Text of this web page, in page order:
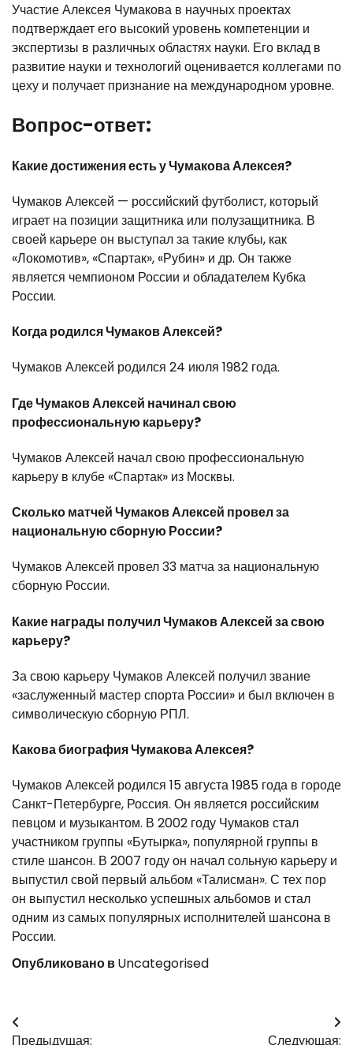
Участие Алексея Чумакова в научных проектах
подтверждает его высокий уровень компетенции и
экспертизы в различных областях науки. Его вклад в
развитие науки и технологий оценивается коллегами по
цеху и получает признание на международном уровне.
Вопрос-ответ:
Какие достижения есть у Чумакова Алексея?
Чумаков Алексей — российский футболист, который
играет на позиции защитника или полузащитника. В
своей карьере он выступал за такие клубы, как
«Локомотив», «Спартак», «Рубин» и др. Он также
является чемпионом России и обладателем Кубка
России.
Когда родился Чумаков Алексей?
Чумаков Алексей родился 24 июля 1982 года.
Где Чумаков Алексей начинал свою
профессиональную карьеру?
Чумаков Алексей начал свою профессиональную
карьеру в клубе «Спартак» из Москвы.
Сколько матчей Чумаков Алексей провел за
национальную сборную России?
Чумаков Алексей провел 33 матча за национальную
сборную России.
Какие награды получил Чумаков Алексей за свою
карьеру?
За свою карьеру Чумаков Алексей получил звание
«заслуженный мастер спорта России» и был включен в
символическую сборную РПЛ.
Какова биография Чумакова Алексея?
Чумаков Алексей родился 15 августа 1985 года в городе
Санкт-Петербурге, Россия. Он является российским
певцом и музыкантом. В 2002 году Чумаков стал
участником группы «Бутырка», популярной группы в
стиле шансон. В 2007 году он начал сольную карьеру и
выпустил свой первый альбом «Талисман». С тех пор
он выпустил несколько успешных альбомов и стал
одним из самых популярных исполнителей шансона в
России.
Опубликовано вUncategorised
Навигация
Предыдущая: Следующая: